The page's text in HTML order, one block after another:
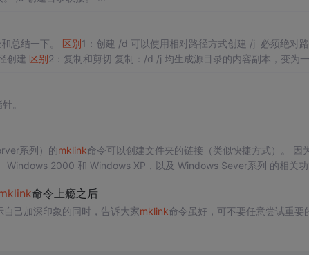
总结一下。 区别1：创建 /d 可以使用相对路径方式创建 /j 必须绝对
创建 区别2：复制和剪切 复制：/d /j 均生成源目录的内容副本，变为
。
系列）的mklink命令可以创建文件夹的链接（类似快捷方式）。 因
Windows 2000 和 Windows XP，以及 Windows Sever系列 的相关
link命令上瘾之后
己加深印象的同时，告诉大家mklink命令虽好，可不要任意尝试重要